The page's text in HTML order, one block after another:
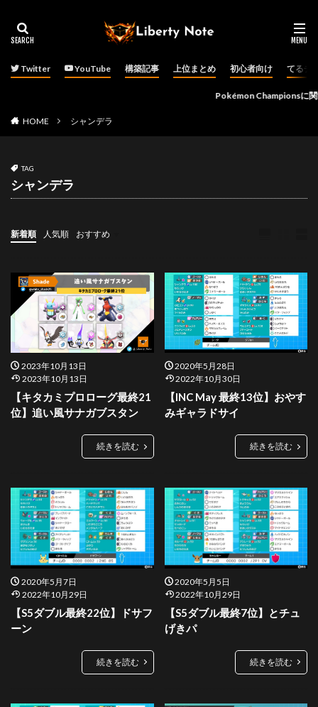
Twitter YouTube 構築記事 上位まとめ 初心者向け てるチ
Pokémon Championsに関する情
HOME シャンデラ
TAG
シャンデラ
新着順 人気順 おすすめ
2023年10月13日
2023年10月13日
【キタカミプロローグ最終21
位】追い風サナガブスタン
続きを読む
2020年5月28日
2022年10月30日
【INC May 最終13位】おやす
みギャラドサイ
続きを読む
2020年5月7日
2022年10月29日
【S5ダブル最終22位】ドサフ
ーン
続きを読む
2020年5月5日
2022年10月29日
【S5ダブル最終7位】とチュ
げきパ
続きを読む